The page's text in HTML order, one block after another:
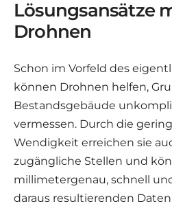
Lösungsansätze
Drohnen
Schon im Vorfeld des
können Drohnen helfen,
Bestandsgebäude
vermessen. Durch die
Wendigkeit erreichen sie
zugängliche Stellen und
millimetergenau, schnell
daraus resultierenden